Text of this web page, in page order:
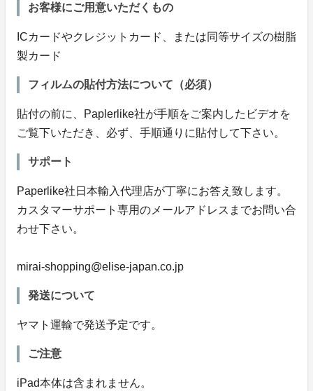
お客様にご用意いただくもの
ICカードやクレジットカード、または同等サイズの樹脂
製カード
フィルムの貼付方法について（必須）
貼付の前に、Paplerlike社が手順をご案内したビデオを
ご覧下いただき、必ず、手順通りに貼付して下さい。
サポート
Paperlike社日本輸入代理店が丁寧にお答え致します。
カスタマーサポート専用のメールアドレスまでお問い合
わせ下さい。
mirai-shopping@elise-japan.co.jp
発送について
ヤマト運輸で発送予定です。
ご注意
iPad本体は含まれません。